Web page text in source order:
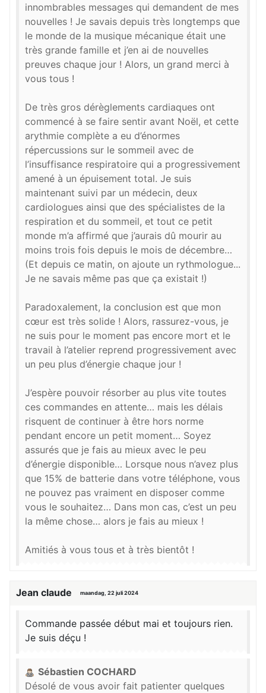
innombrables messages qui demandent de mes
nouvelles ! Je savais depuis très longtemps que
le monde de la musique mécanique était une
très grande famille et j’en ai de nouvelles
preuves chaque jour ! Alors, un grand merci à
vous tous !
De très gros dérèglements cardiaques ont
commencé à se faire sentir avant Noël, et cette
arythmie complète a eu d’énormes
répercussions sur le sommeil avec de
l’insuffisance respiratoire qui a progressivement
amené à un épuisement total. Je suis
maintenant suivi par un médecin, deux
cardiologues ainsi que des spécialistes de la
respiration et du sommeil, et tout ce petit
monde m’a affirmé que j’aurais dû mourir au
moins trois fois depuis le mois de décembre…
(Et depuis ce matin, on ajoute un rythmologue...
Je ne savais même pas que ça existait !)
Paradoxalement, la conclusion est que mon
cœur est très solide ! Alors, rassurez-vous, je
ne suis pour le moment pas encore mort et le
travail à l’atelier reprend progressivement avec
un peu plus d’énergie chaque jour !
J’espère pouvoir résorber au plus vite toutes
ces commandes en attente… mais les délais
risquent de continuer à être hors norme
pendant encore un petit moment… Soyez
assurés que je fais au mieux avec le peu
d’énergie disponible… Lorsque nous n’avez plus
que 15% de batterie dans votre téléphone, vous
ne pouvez pas vraiment en disposer comme
vous le souhaitez… Dans mon cas, c’est un peu
la même chose… alors je fais au mieux !
Amitiés à vous tous et à très bientôt !
Jean claude maandag, 22 juli 2024
Commande passée début mai et toujours rien.
Je suis déçu !
Sébastien COCHARD
Désolé de vous avoir fait patienter quelques